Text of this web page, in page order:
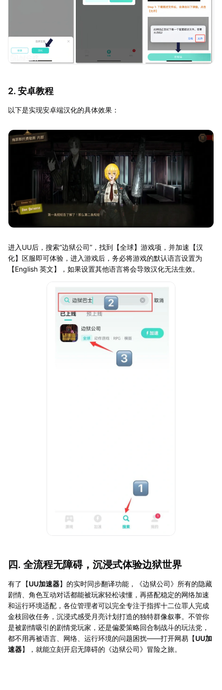
2. 安卓教程
以下是实现安卓端汉化的具体效果：
进入UU后，搜索“边狱公司”，找到【全球】游戏项，并加速【汉
化】区服即可体验，进入游戏后，务必将游戏的默认语言设置为
【English 英文】，如果设置其他语言将会导致汉化无法生效。
四. 全流程无障碍，沉浸式体验边狱世界
有了【UU加速器】的实时同步翻译功能，《边狱公司》所有的隐藏
剧情、角色互动对话都能被玩家轻松读懂，再搭配稳定的网络加速
和运行环境适配，各位管理者可以完全专注于指挥十二位罪人完成
金枝回收任务，沉浸式感受月亮计划打造的独特群像叙事。不管你
是被剧情吸引的剧情党玩家，还是偏爱策略回合制战斗的玩法党，
都不用再被语言、网络、运行环境的问题困扰——打开网易【UU加
速器】，就能立刻开启无障碍的《边狱公司》冒险之旅。